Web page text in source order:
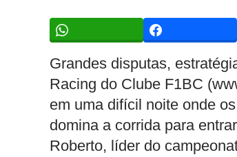
Grandes disputas,
Racing do Clube F1BC
em uma difícil noite onde
domina a corrida para
Roberto, líder do